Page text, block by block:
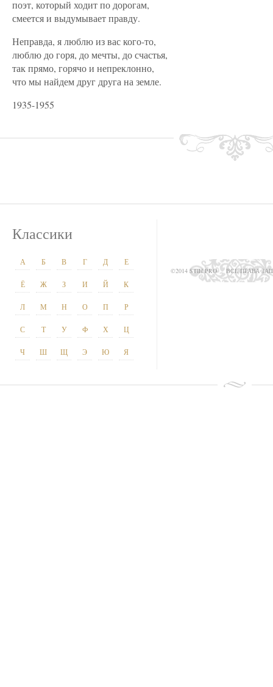
поэт, который ходит по дорогам,
смеется и выдумывает правду.
Неправда, я люблю из вас кого-то,
люблю до горя, до мечты, до счастья,
так прямо, горячо и непреклонно,
что мы найдем друг друга на земле.
1935-1955
Классики
А Б В Г Д Е
Ё Ж З И Й К
Л М Н О П Р
С Т У Ф Х Ц
Ч Ш Щ Э Ю Я
©2014 STIH.PRO ВСЕ ПРАВА